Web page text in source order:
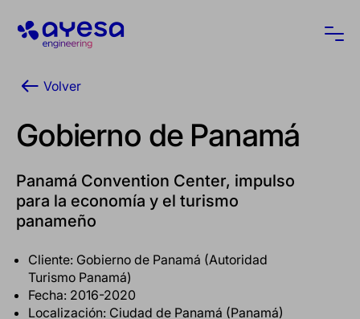
Ayesa
Volver
Gobierno de Panamá
Panamá Convention Center, impulso
para la economía y el turismo
panameño
Cliente: Gobierno de Panamá (Autoridad
Turismo Panamá)
Fecha: 2016-2020
Localización: Ciudad de Panamá (Panamá)